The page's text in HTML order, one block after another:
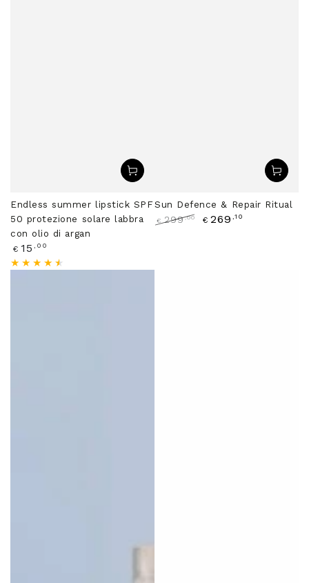
Endless summer lipstick SPF
50 protezione solare labbra
con olio di argan
Prezzo
regolare
€ 15 ,00
Sun Defence & Repair Ritual
€ 299,00 € 269 ,10